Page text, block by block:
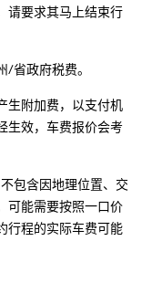
请要求其马上结束行
/省政府税费。
生附加费，以支付机
生效，车费报价会考
包含因地理位置、交
可能需要按照一口价
行程的实际车费可能